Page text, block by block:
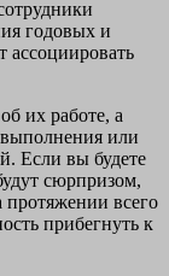
годовых и
ассоциировать
их работе, а
выполнения или
Если вы будете
сюрпризом,
всего
прибегнуть к